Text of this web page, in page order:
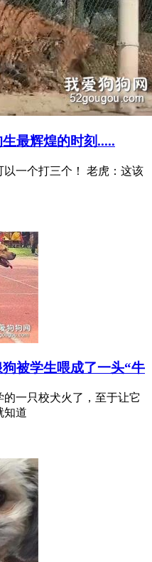
最辉煌的时刻.....
一个打三个！ 老虎：这该
被学生喂成了一头“牛
一只校犬火了，至于让它
知道